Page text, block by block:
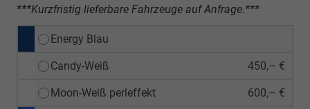
***Kurzfristig lieferbare Fahrzeuge auf Anfrage.***
Energy Blau
Candy-Weiß 450,– €
Moon-Weiß perleffekt 600,– €